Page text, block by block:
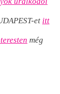
et itt
még